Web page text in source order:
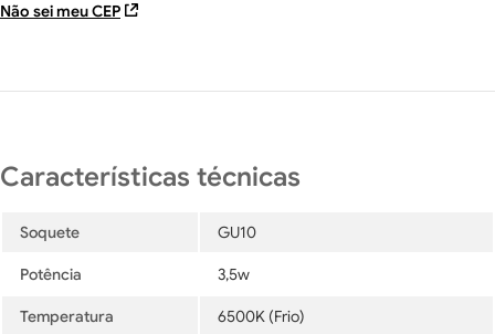
Não sei meu CEP
Soquete GU10
Potência 3,5w
Temperatura 6500K (Frio)